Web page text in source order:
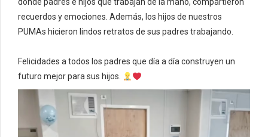
donde padres e hijos que trabajan de la mano, compartieron
recuerdos y emociones. Además, los hijos de nuestros
PUMAs hicieron lindos retratos de sus padres trabajando.
Felicidades a todos los padres que día a día construyen un
futuro mejor para sus hijos.